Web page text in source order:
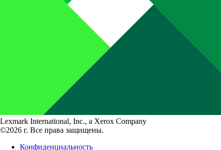
Lexmark International, Inc., a Xerox Company
©2026 г. Все права защищены.
Конфиденциальность